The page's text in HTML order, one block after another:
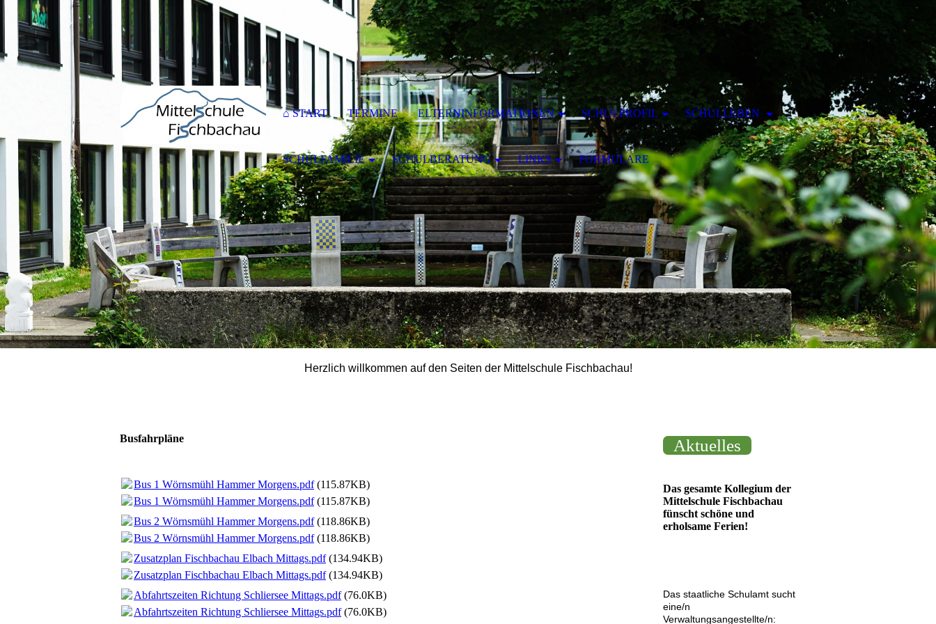
Herzlich willkommen auf den Seiten der Mittelschule Fischbachau!
Busfahrpläne
Bus 1 Wörnsmühl Hammer Morgens.pdf(115.87KB)
Bus 1 Wörnsmühl Hammer Morgens.pdf(115.87KB)
Bus 2 Wörnsmühl Hammer Morgens.pdf(118.86KB)
Bus 2 Wörnsmühl Hammer Morgens.pdf(118.86KB)
Zusatzplan Fischbachau Elbach Mittags.pdf(134.94KB)
Zusatzplan Fischbachau Elbach Mittags.pdf(134.94KB)
Abfahrtszeiten Richtung Schliersee Mittags.pdf(76.0KB)
Abfahrtszeiten Richtung Schliersee Mittags.pdf(76.0KB)
Aktuelles
Das gesamte Kollegium der
Mittelschule Fischbachau
fünscht schöne und
erholsame Ferien!
Das staatliche Schulamt sucht
eine/n
Verwaltungsangestellte/n:
⌂ START TERMINE ELTERNINFORMATIONEN SCHULPROFIL SCHULLEBEN
SCHULFAMILIE SCHULBERATUNG LINKS FORMULARE